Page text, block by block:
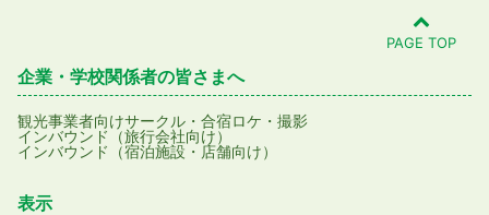
PAGE TOP
企業・学校関係者の皆さまへ
観光事業者向けサークル・合宿ロケ・撮影
インバウンド（旅行会社向け）
インバウンド（宿泊施設・店舗向け）
表示